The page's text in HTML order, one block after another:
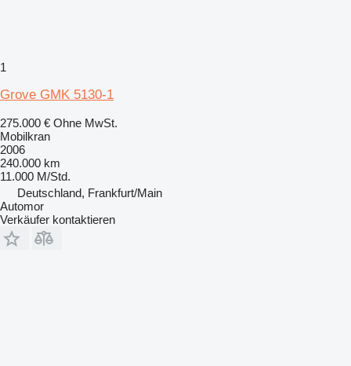
1
Grove GMK 5130-1
275.000 € Ohne MwSt.
Mobilkran
2006
240.000 km
11.000 M/Std.
Deutschland, Frankfurt/Main
Automor
Verkäufer kontaktieren